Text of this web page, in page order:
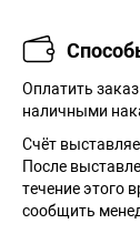
Оплатить
наличными
Cчёт
После
течение этого
сообщить